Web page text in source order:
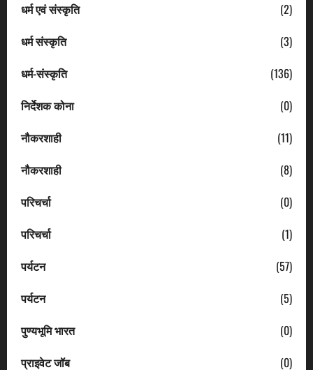
धर्म एवं संस्कृति
(2)
धर्म संस्कृति
(3)
धर्म-संस्कृति
(136)
निर्देशक कोना
(0)
नौकरशाही
(11)
नौकरशाही
(8)
परिचर्चा
(0)
परिचर्चा
(1)
पर्यटन
(57)
पर्यटन
(5)
पुण्यभूमि भारत
(0)
प्राइवेट जॉब
(0)